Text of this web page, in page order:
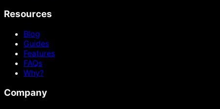
Resources
Blog
Guides
Features
FAQs
Why?
Company